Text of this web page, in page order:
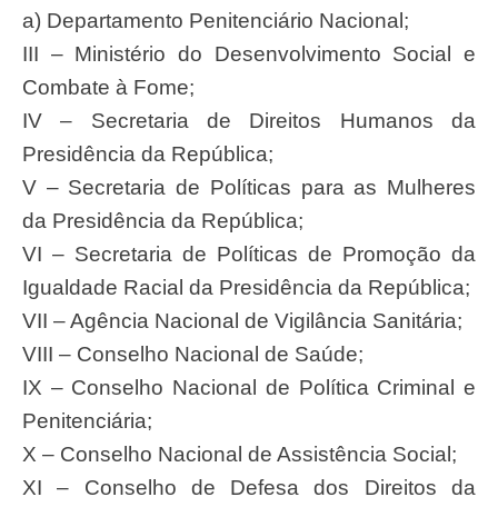
a) Departamento Penitenciário Nacional;
III – Ministério do Desenvolvimento Social e
Combate à Fome;
IV – Secretaria de Direitos Humanos da
Presidência da República;
V – Secretaria de Políticas para as Mulheres
da Presidência da República;
VI – Secretaria de Políticas de Promoção da
Igualdade Racial da Presidência da República;
VII – Agência Nacional de Vigilância Sanitária;
VIII – Conselho Nacional de Saúde;
IX – Conselho Nacional de Política Criminal e
Penitenciária;
X – Conselho Nacional de Assistência Social;
XI – Conselho de Defesa dos Direitos da